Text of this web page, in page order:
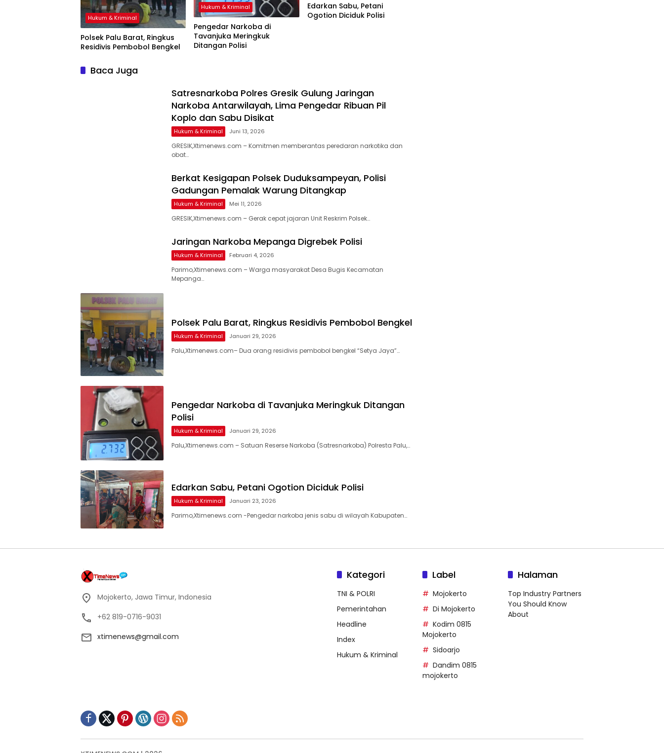
Hukum & Kriminal
Polsek Palu Barat, Ringkus
Residivis Pembobol Bengkel
Hukum & Kriminal
Pengedar Narkoba di
Tavanjuka Meringkuk
Ditangan Polisi
Edarkan Sabu, Petani
Ogotion Diciduk Polisi
Baca Juga
Satresnarkoba Polres Gresik Gulung Jaringan
Narkoba Antarwilayah, Lima Pengedar Ribuan Pil
Koplo dan Sabu Disikat
Hukum & Kriminal Juni 13, 2026
GRESIK,Xtimenews.com – Komitmen memberantas peredaran narkotika dan
obat…
Berkat Kesigapan Polsek Duduksampeyan, Polisi
Gadungan Pemalak Warung Ditangkap
Hukum & Kriminal Mei 11, 2026
GRESIK,Xtimenews.com – Gerak cepat jajaran Unit Reskrim Polsek…
Jaringan Narkoba Mepanga Digrebek Polisi
Hukum & Kriminal Februari 4, 2026
Parimo,Xtimenews.com – Warga masyarakat Desa Bugis Kecamatan
Mepanga…
Polsek Palu Barat, Ringkus Residivis Pembobol Bengkel
Hukum & Kriminal Januari 29, 2026
Palu,Xtimenews.com– Dua orang residivis pembobol bengkel “Setya Jaya”…
Pengedar Narkoba di Tavanjuka Meringkuk Ditangan
Polisi
Hukum & Kriminal Januari 29, 2026
Palu,Xtimenews.com – Satuan Reserse Narkoba (Satresnarkoba) Polresta Palu,…
Edarkan Sabu, Petani Ogotion Diciduk Polisi
Hukum & Kriminal Januari 23, 2026
Parimo,Xtimenews.com -Pengedar narkoba jenis sabu di wilayah Kabupaten…
Mojokerto, Jawa Timur, Indonesia
+62 819-0716-9031
xtimenews@gmail.com
Kategori
TNI & POLRI
Pemerintahan
Headline
Index
Hukum & Kriminal
Label
Mojokerto
Di Mojokerto
Kodim 0815
Mojokerto
Sidoarjo
Dandim 0815
mojokerto
Halaman
Top Industry Partners
You Should Know
About